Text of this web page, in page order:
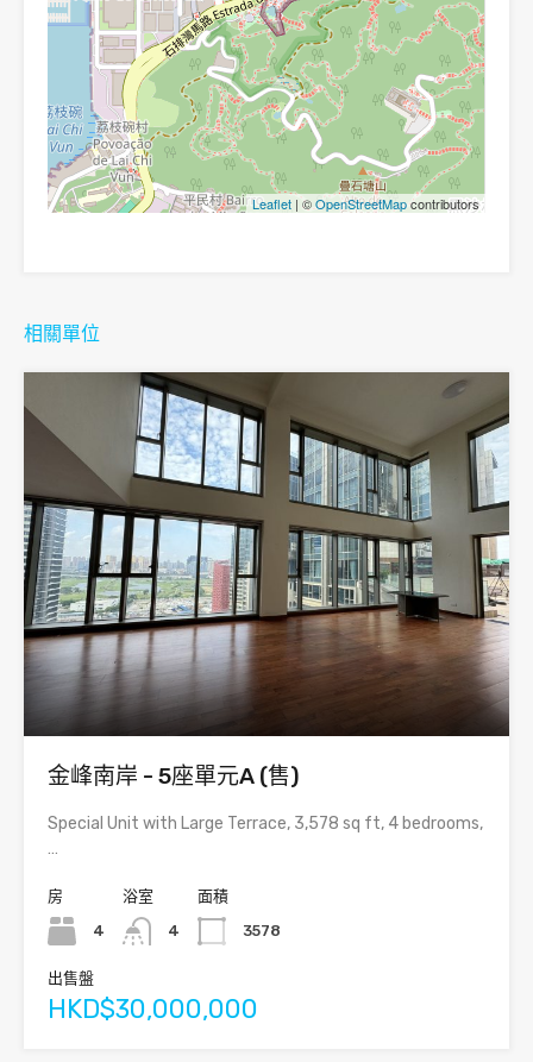
Leaflet | ©OpenStreetMapcontributors
相關單位
金峰南岸 - 5座單元A (售)
Special Unit with Large Terrace, 3,578 sq ft, 4 bedrooms,
…
房
4
浴室
4
面積
3578
出售盤
HKD$30,000,000